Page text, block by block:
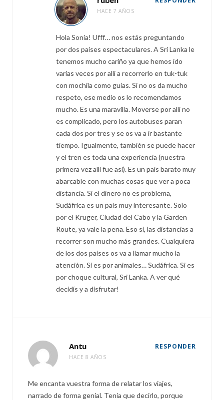
HACE 7 AÑOS
Hola Sonia! Ufff… nos estás preguntando
por dos países espectaculares. A Sri Lanka le
tenemos mucho cariño ya que hemos ido
varias veces por allí a recorrerlo en tuk-tuk
con mochila como guías. Si no os da mucho
respeto, ese medio os lo recomendamos
mucho. Es una maravilla. Moverse por allí no
es complicado, pero los autobuses paran
cada dos por tres y se os va a ir bastante
tiempo. Igualmente, también se puede hacer
y el tren es toda una experiencia (nuestra
primera vez allí fue así). Es un país barato muy
abarcable con muchas cosas que ver a poca
distancia. Si el dinero no es problema,
Sudáfrica es un país muy interesante. Solo
por el Kruger, Ciudad del Cabo y la Garden
Route, ya vale la pena. Eso sí, las distancias a
recorrer son mucho más grandes. Cualquiera
de los dos países os va a llamar mucho la
atención. Si es por animales… Sudáfrica. Si es
por choque cultural, Sri Lanka. A ver qué
decidís y a disfrutar!
Antu
HACE 8 AÑOS
RESPONDER
Me encanta vuestra forma de relatar los viajes,
narrado de forma genial. Tenía que decirlo, porque